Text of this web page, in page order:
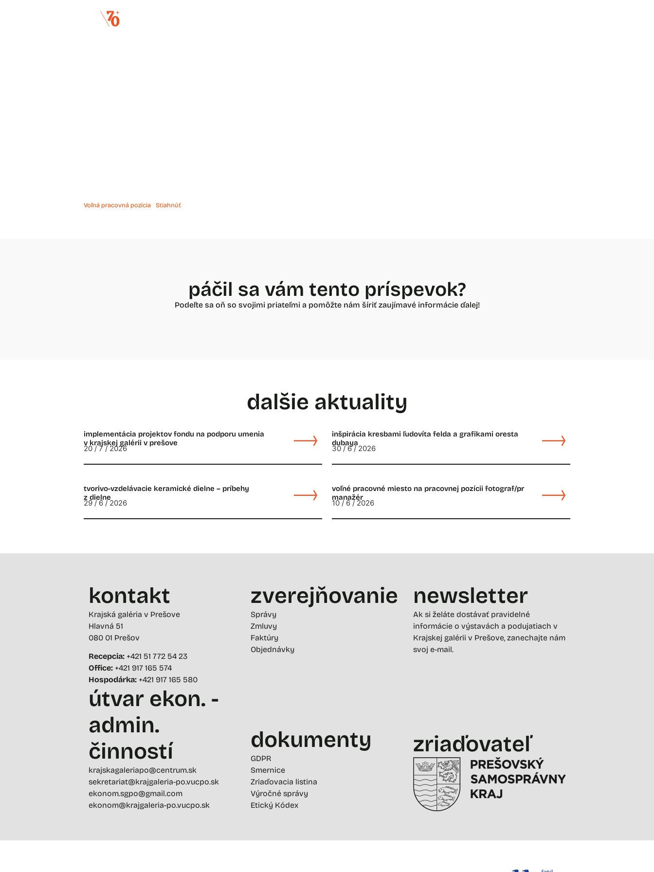
Voľná pracovná pozícia Stiahnúť
páčil sa vám tento príspevok?
Podeľte sa oň so svojimi priateľmi a pomôžte nám šíriť zaujímavé informácie ďalej!
dalšie aktuality
implementácia projektov fondu na podporu umenia
v krajskej galérii v prešove
20 / 7 / 2026
inšpirácia kresbami ľudovíta felda a grafikami oresta
dubaya
30 / 6 / 2026
tvorivo-vzdelávacie keramické dielne – príbehy
z dielne
29 / 6 / 2026
voľné pracovné miesto na pracovnej pozícii fotograf/pr
manažér
10 / 6 / 2026
kontakt
Krajská galéria v Prešove
Hlavná 51
080 01 Prešov
Recepcia: +421 51 772 54 23
Office: +421 917 165 574
Hospodárka: +421 917 165 580
útvar ekon. -
admin.
činností
krajskagaleriapo@centrum.sk
sekretariat@krajgaleria-po.vucpo.sk
ekonom.sgpo@gmail.com
ekonom@krajgaleria-po.vucpo.sk
zverejňovanie
Správy
Zmluvy
Faktúry
Objednávky
dokumenty
GDPR
Smernice
Zriaďovacia listina
Výročné správy
Etický Kódex
newsletter
Ak si želáte dostávať pravidelné
informácie o výstavách a podujatiach v
Krajskej galérii v Prešove, zanechajte nám
svoj e-mail.
zriaďovateľ